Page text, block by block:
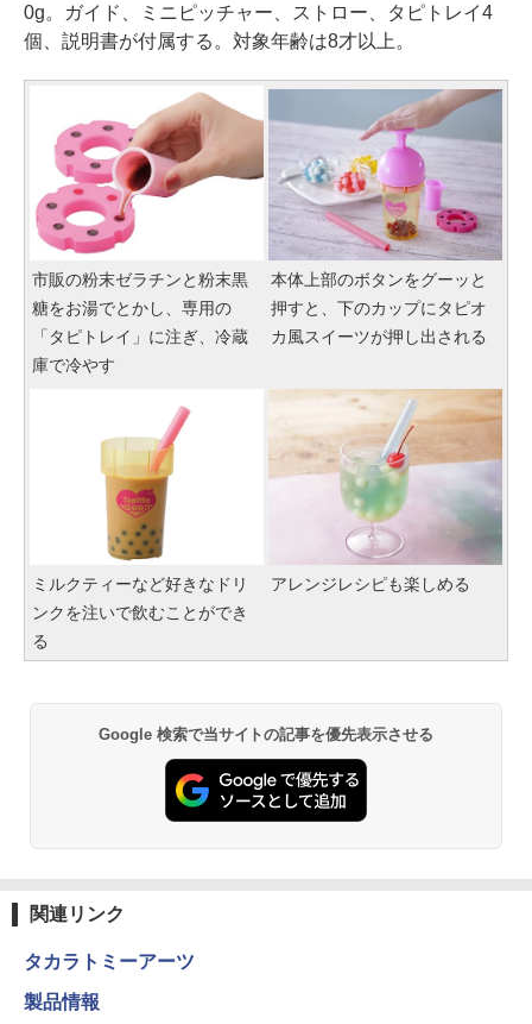
0g。ガイド、ミニピッチャー、ストロー、タピトレイ4
個、説明書が付属する。対象年齢は8才以上。
市販の粉末ゼラチンと粉末黒
糖をお湯でとかし、専用の
「タピトレイ」に注ぎ、冷蔵
庫で冷やす
本体上部のボタンをグーッと
押すと、下のカップにタピオ
カ風スイーツが押し出される
ミルクティーなど好きなドリ
ンクを注いで飲むことができ
る
アレンジレシピも楽しめる
Google 検索で当サイトの記事を優先表示させる
関連リンク
タカラトミーアーツ
製品情報